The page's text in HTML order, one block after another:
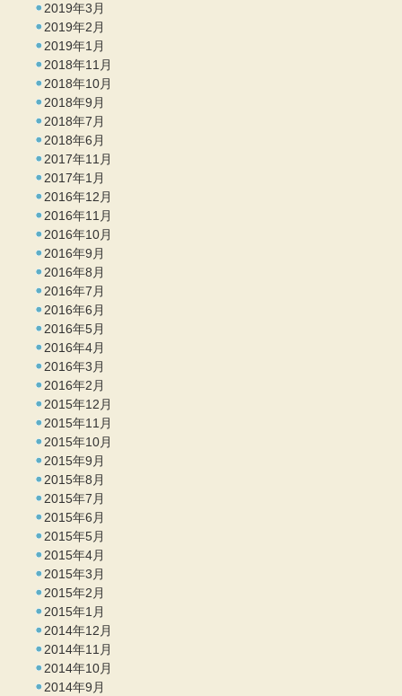
2019年3月
2019年2月
2019年1月
2018年11月
2018年10月
2018年9月
2018年7月
2018年6月
2017年11月
2017年1月
2016年12月
2016年11月
2016年10月
2016年9月
2016年8月
2016年7月
2016年6月
2016年5月
2016年4月
2016年3月
2016年2月
2015年12月
2015年11月
2015年10月
2015年9月
2015年8月
2015年7月
2015年6月
2015年5月
2015年4月
2015年3月
2015年2月
2015年1月
2014年12月
2014年11月
2014年10月
2014年9月